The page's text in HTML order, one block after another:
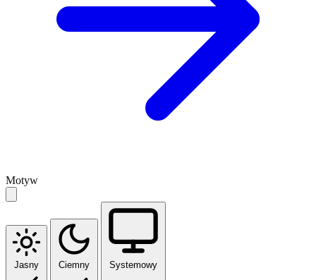
Motyw
Jasny Ciemny Systemowy